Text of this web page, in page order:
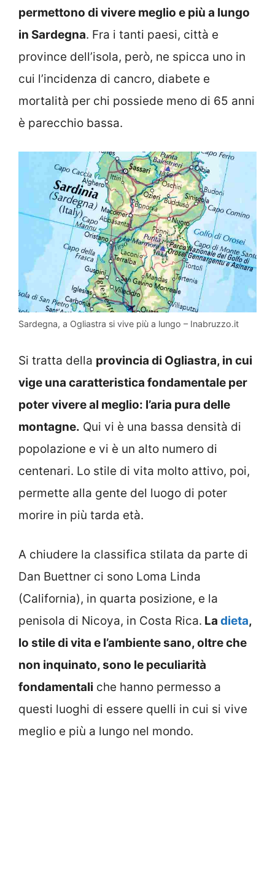
permettono di vivere meglio e più a lungo
in Sardegna. Fra i tanti paesi, città e
province dell’isola, però, ne spicca uno in
cui l’incidenza di cancro, diabete e
mortalità per chi possiede meno di 65 anni
è parecchio bassa.
Sardegna, a Ogliastra si vive più a lungo – Inabruzzo.it
Si tratta della provincia di Ogliastra, in cui
vige una caratteristica fondamentale per
poter vivere al meglio: l’aria pura delle
montagne. Qui vi è una bassa densità di
popolazione e vi è un alto numero di
centenari. Lo stile di vita molto attivo, poi,
permette alla gente del luogo di poter
morire in più tarda età.
A chiudere la classifica stilata da parte di
Dan Buettner ci sono Loma Linda
(California), in quarta posizione, e la
penisola di Nicoya, in Costa Rica. La dieta,
lo stile di vita e l’ambiente sano, oltre che
non inquinato, sono le peculiarità
fondamentali che hanno permesso a
questi luoghi di essere quelli in cui si vive
meglio e più a lungo nel mondo.